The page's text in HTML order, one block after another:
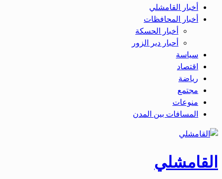
أخبار القامشلي
أخبار المحافظات
أخبار الحسكة
أحبار دير الزور
سياسة
اقتصاد
رياضة
مجتمع
منوعات
المسافات بين المدن
القامشلي